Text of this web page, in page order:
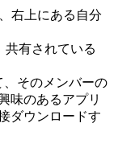
右上にある自分
共有されている
、そのメンバーの
味のあるアプリ
ダウンロードす